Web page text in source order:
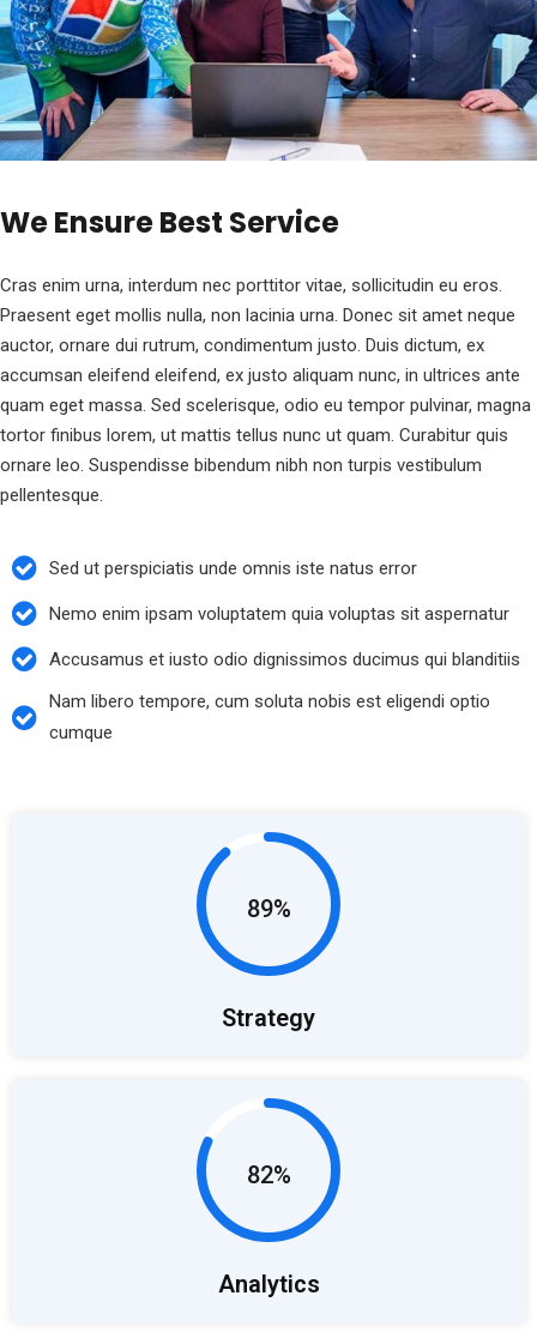
We Ensure Best Service
Cras enim urna, interdum nec porttitor vitae, sollicitudin eu eros.
Praesent eget mollis nulla, non lacinia urna. Donec sit amet neque
auctor, ornare dui rutrum, condimentum justo. Duis dictum, ex
accumsan eleifend eleifend, ex justo aliquam nunc, in ultrices ante
quam eget massa. Sed scelerisque, odio eu tempor pulvinar, magna
tortor finibus lorem, ut mattis tellus nunc ut quam. Curabitur quis
ornare leo. Suspendisse bibendum nibh non turpis vestibulum
pellentesque.
Sed ut perspiciatis unde omnis iste natus error
Nemo enim ipsam voluptatem quia voluptas sit aspernatur
Accusamus et iusto odio dignissimos ducimus qui blanditiis
Nam libero tempore, cum soluta nobis est eligendi optio
cumque
89%
Strategy
82%
Analytics